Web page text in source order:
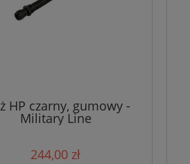
HP czarny, gumowy -
Military Line
244,00 zł